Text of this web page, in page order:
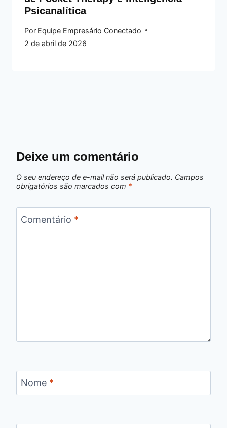
Psicanalítica
Por Equipe Empresário Conectado
2 de abril de 2026
Deixe um comentário
O seu endereço de e-mail não será publicado. Campos
obrigatórios são marcados com *
Comentário *
Nome *